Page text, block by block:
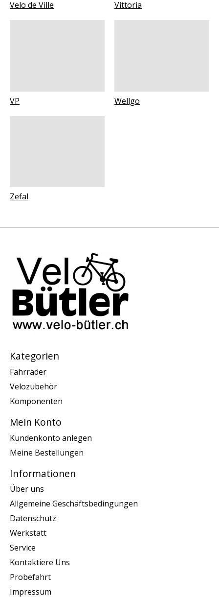
Velo de Ville Vittoria
VP Wellgo
Zefal
Kategorien
Fahrräder
Velozubehör
Komponenten
Mein Konto
Kundenkonto anlegen
Meine Bestellungen
Informationen
Über uns
Allgemeine Geschäftsbedingungen
Datenschutz
Werkstatt
Service
Kontaktiere Uns
Probefahrt
Impressum